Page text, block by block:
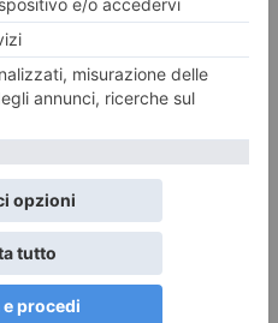
PRIMA PAGINA